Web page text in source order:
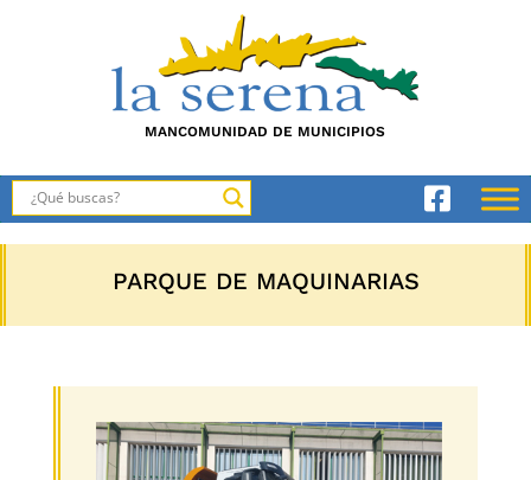
MANCOMUNIDAD DE MUNICIPIOS
PARQUE DE MAQUINARIAS